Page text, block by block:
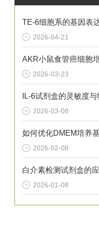
2026-04-21
AKR小鼠食管癌细胞
2026-03-23
IL-6试剂盒的灵敏度
2026-03-08
2026-02-08
白介素检测试剂盒的
2026-01-08